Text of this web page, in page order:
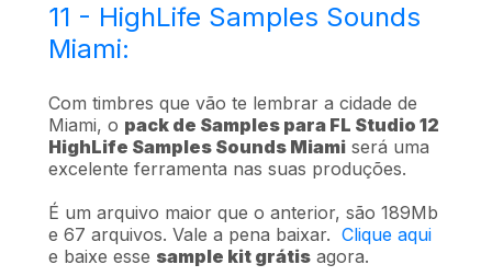
11 - HighLife Samples Sounds
Miami:
Com timbres que vão te lembrar a cidade de
Miami, o pack de Samples para FL Studio 12
HighLife Samples Sounds Miami será uma
excelente ferramenta nas suas produções.
É um arquivo maior que o anterior, são 189Mb
e 67 arquivos. Vale a pena baixar. Clique aqui
e baixe esse sample kit grátis agora.